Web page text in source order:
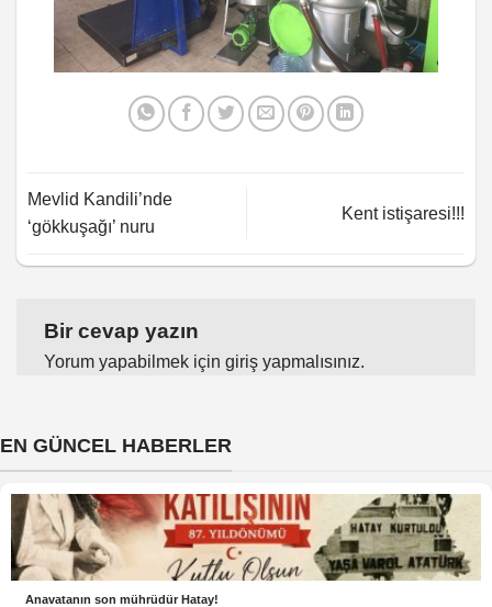
Mevlid Kandili’nde
‘gökkuşağı’ nuru
Kent istişaresi!!!
Bir cevap yazın
Yorum yapabilmek için giriş yapmalısınız.
EN GÜNCEL HABERLER
Anavatanın son mührüdür Hatay!